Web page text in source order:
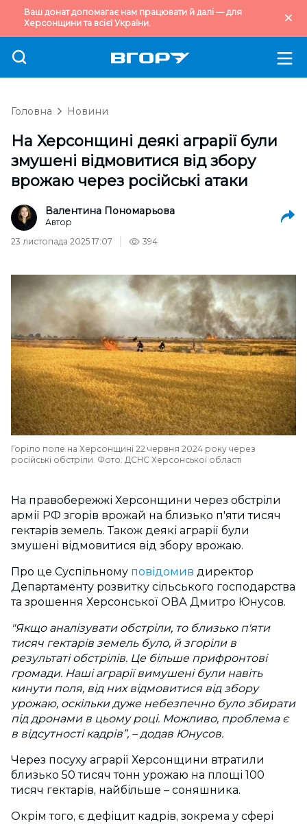
Ваш донат допомагає нам працювати й далі — для
Херсонщини та всієї України.
Головна Новини
На Херсонщині деякі аграрії були
змушені відмовитися від збору
врожаю через російські атаки
Валентина Пономарьова
Автор
23 листопада 2025 17:07
394
Горіло поле на Херсонщині 22 червня 2024 року через
російські обстріли. Фото: ДСНС Херсонської області
На правобережжі Херсонщини через обстріли
армії РФ згорів врожай на близько п'яти тисяч
гектарів земель. Також деякі аграрії були
змушені відмовитися від збору врожаю.
Про це Суспільному повідомив директор
Департаменту розвитку сільського господарства
та зрошення Херсонської ОВА Дмитро Юнусов.
"Якщо аналізувати обстріли, то близько п'яти
тисяч гектарів земель було, й згоріли в
результаті обстрілів. Це більше прифронтові
громади. Наші аграрії вимушені були навіть
кинути поля, від них відмовитися від збору
урожаю, оскільки дуже небезпечно було збирати
під дронами в цьому році. Можливо, проблема є
в відсутності кадрів”, – додав Юнусов.
Через посуху аграрії Херсонщини втратили
близько 50 тисяч тонн урожаю на площі 100
тисяч гектарів, найбільше – соняшника.
Окрім того, є дефіцит кадрів, зокрема у сфері